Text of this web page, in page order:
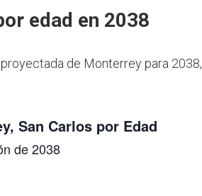
edad en 2038
de Monterrey para 2038,